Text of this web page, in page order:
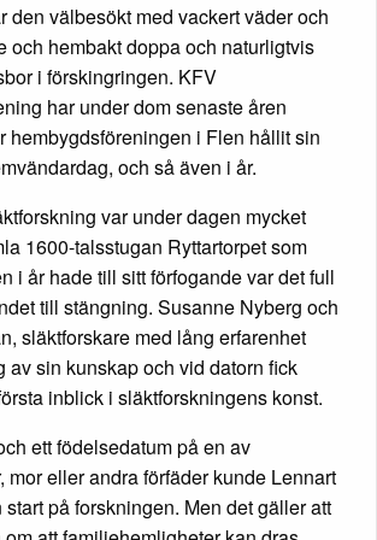
den välbesökt med vackert väder och
och hembakt doppa och naturligtvis
i förskingringen. KFV
har under dom senaste åren
hembygdsföreningen i Flen hållit sin
och så även i år.
var under dagen mycket
1600-talsstugan Ryttartorpet som
i år hade till sitt förfogande var det full
till stängning. Susanne Nyberg och
släktforskare med lång erfarenhet
av sin kunskap och vid datorn fick
inblick i släktforskningens konst.
ett födelsedatum på en av
mor eller andra förfäder kunde Lennart
på forskningen. Men det gäller att